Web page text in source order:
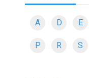
A D E
P R S